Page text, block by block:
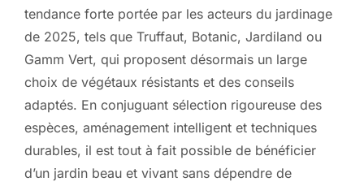
tendance forte portée par les acteurs du jardinage
de 2025, tels que Truffaut, Botanic, Jardiland ou
Gamm Vert, qui proposent désormais un large
choix de végétaux résistants et des conseils
adaptés. En conjuguant sélection rigoureuse des
espèces, aménagement intelligent et techniques
durables, il est tout à fait possible de bénéficier
d’un jardin beau et vivant sans dépendre de